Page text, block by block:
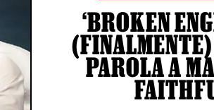
‘BROKEN
(FINALMENTE)
PAROLA A